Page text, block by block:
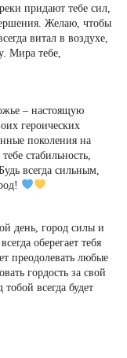
придают тебе сил,
Желаю, чтобы
витал в воздухе,
Мира тебе,
– настоящую
героических
поколения на
стабильность,
всегда сильным,
день, город силы и
оберегает тебя
преодолевать любые
гордость за свой
всегда будет